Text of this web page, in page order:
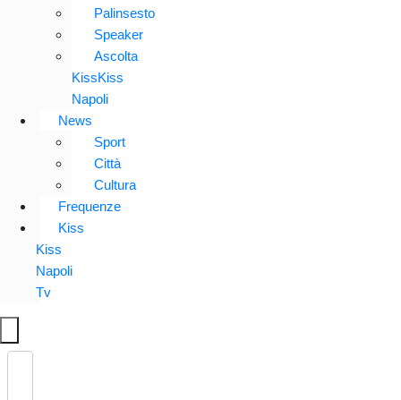
Palinsesto
Speaker
Ascolta
KissKiss
Napoli
News
Sport
Città
Cultura
Frequenze
Kiss
Kiss
Napoli
Tv